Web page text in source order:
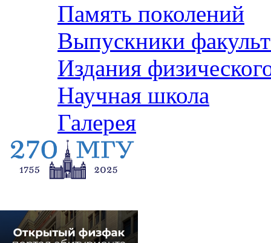
Память поколений
Выпускники
Издания
Научная школа
Галерея